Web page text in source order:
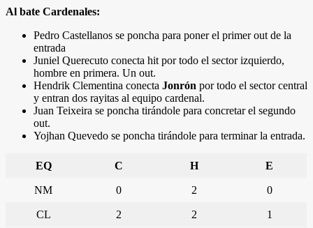
Al bate Cardenales:
Pedro Castellanos se poncha para poner el primer out de la
entrada
Juniel Querecuto conecta hit por todo el sector izquierdo,
hombre en primera. Un out.
Hendrik Clementina conecta Jonrón por todo el sector central
y entran dos rayitas al equipo cardenal.
Juan Teixeira se poncha tirándole para concretar el segundo
out.
Yojhan Quevedo se poncha tirándole para terminar la entrada.
EQ C H E
NM 0 2 0
CL 2 2 1